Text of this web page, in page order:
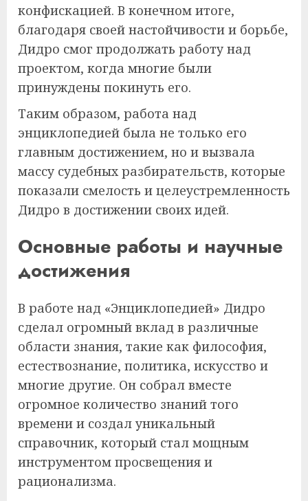
конфискацией. В конечном итоге,
благодаря своей настойчивости и борьбе,
Дидро смог продолжать работу над
проектом, когда многие были
принуждены покинуть его.
Таким образом, работа над
энциклопедией была не только его
главным достижением, но и вызвала
массу судебных разбирательств, которые
показали смелость и целеустремленность
Дидро в достижении своих идей.
Основные работы и научные
достижения
В работе над «Энциклопедией» Дидро
сделал огромный вклад в различные
области знания, такие как философия,
естествознание, политика, искусство и
многие другие. Он собрал вместе
огромное количество знаний того
времени и создал уникальный
справочник, который стал мощным
инструментом просвещения и
рационализма.